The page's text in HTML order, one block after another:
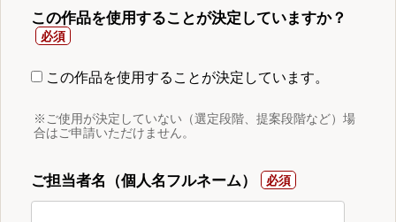
この作品を使用することが決定していますか？
この作品を使用することが決定しています。
※ご使用が決定していない（選定段階、提案段階など）場
合はご申請いただけません。
ご担当者名（個人名フルネーム）